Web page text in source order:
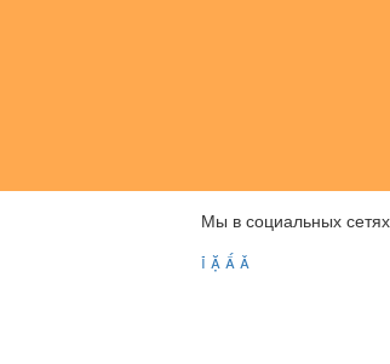
Мы в социальных сетях
   